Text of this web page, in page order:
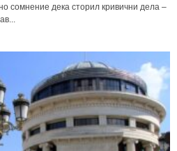
сомнение дека сторил кривични дела –